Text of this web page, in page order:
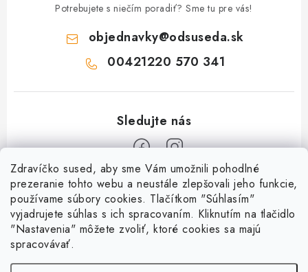
Zdravíčko sused, aby sme Vám umožnili pohodlné
prezeranie tohto webu a neustále zlepšovali jeho funkcie,
používame súbory cookies. Tlačítkom "Súhlasím"
vyjadrujete súhlas s ich spracovaním. Kliknutím na tlačidlo
"Nastavenia" môžete zvoliť, ktoré cookies sa majú
spracovávať.
Potrebujete s niečím poradiť? Sme tu pre vás!
objednavky@odsuseda.sk
00421220 570 341
O nás
Kontakty
Všetko o nákupe